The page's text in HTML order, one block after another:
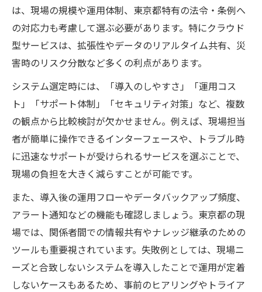
は、現場の規模や運用体制、東京都特有の法令・条例へ
の対応力も考慮して選ぶ必要があります。特にクラウド
型サービスは、拡張性やデータのリアルタイム共有、災
害時のリスク分散など多くの利点があります。
システム選定時には、「導入のしやすさ」「運用コス
ト」「サポート体制」「セキュリティ対策」など、複数
の観点から比較検討が欠かせません。例えば、現場担当
者が簡単に操作できるインターフェースや、トラブル時
に迅速なサポートが受けられるサービスを選ぶことで、
現場の負担を大きく減らすことが可能です。
また、導入後の運用フローやデータバックアップ頻度、
アラート通知などの機能も確認しましょう。東京都の現
場では、関係者間での情報共有やナレッジ継承のための
ツールも重要視されています。失敗例としては、現場ニ
ーズと合致しないシステムを導入したことで運用が定着
しないケースもあるため、事前のヒアリングやトライア